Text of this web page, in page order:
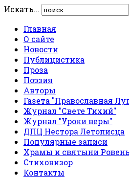
Искать...
Главная
О сайте
Новости
Публицистика
Проза
Поэзия
Авторы
Газета "Православная
Журнал "Свете Тихий"
Журнал "Уроки веры"
ДПЦ Нестора Летописца
Популярные записи
Храмы и святыни
Стиховизор
Контакты